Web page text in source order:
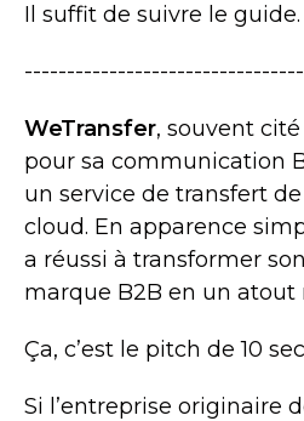
Il suffit de suivre le guide.
WeTransfer, souvent
pour sa communication
un service de transfert
cloud. En apparence
a réussi à transformer
marque B2B en un atout
Ça, c’est le pitch de 10
Si l’entreprise originaire